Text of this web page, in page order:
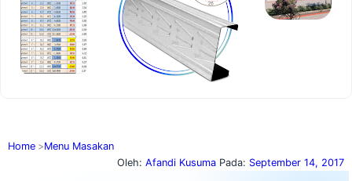
Home
Menu Masakan
Oleh: Afandi Kusuma Pada: September 14, 2017